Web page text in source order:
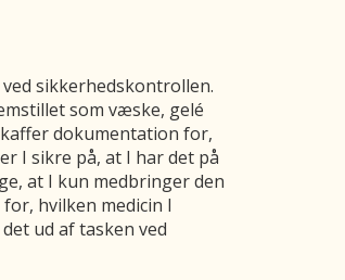
sikkerhedskontrollen.
som væske, gelé
dokumentation for,
I sikre på, at I har det på
at I kun medbringer den
hvilken medicin I
ud af tasken ved